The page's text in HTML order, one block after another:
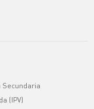
Secundaria
(IPV)